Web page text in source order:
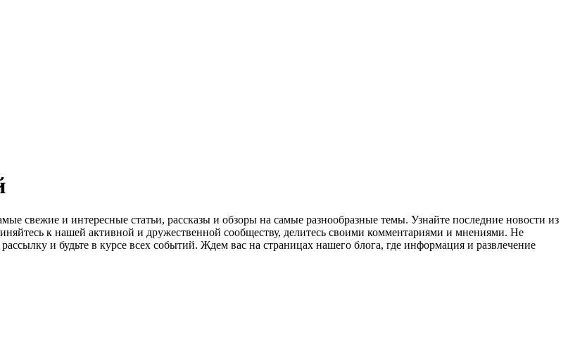
свежие и интересные статьи, рассказы и обзоры на самые разнообразные темы. Узнайте последние новости из
к нашей активной и дружественной сообществу, делитесь своими комментариями и мнениями. Не
и будьте в курсе всех событий. Ждем вас на страницах нашего блога, где информация и развлечение